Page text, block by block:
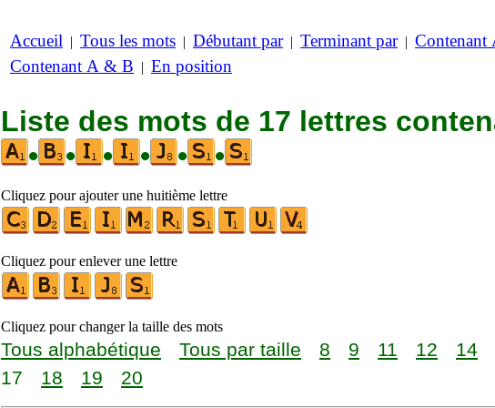
Accueil | Tous les mots | Débutant par| Terminant par| Contenant
Contenant A & B | En position
Liste des mots de 17 lettres
•
• • • • •
Cliquez pour ajouter une huitième lettre
Cliquez pour enlever une lettre
Cliquez pour changer la taille des mots
Tous alphabétique Tous par taille 8 9 11 12 14
17
18 19 20